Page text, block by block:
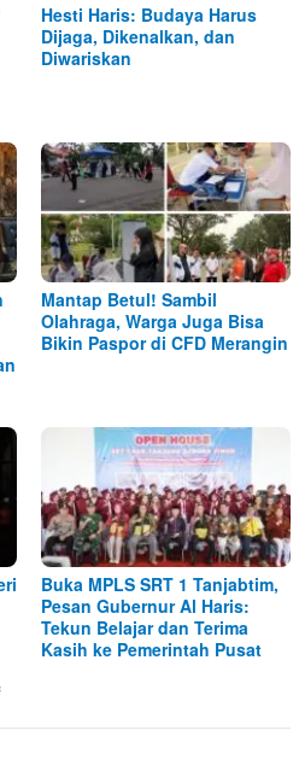
Hesti Haris: Budaya Harus
Dijaga, Dikenalkan, dan
Diwariskan
Mantap Betul! Sambil
Olahraga, Warga Juga Bisa
Bikin Paspor di CFD Merangin
Buka MPLS SRT 1 Tanjabtim,
Pesan Gubernur Al Haris:
Tekun Belajar dan Terima
Kasih ke Pemerintah Pusat